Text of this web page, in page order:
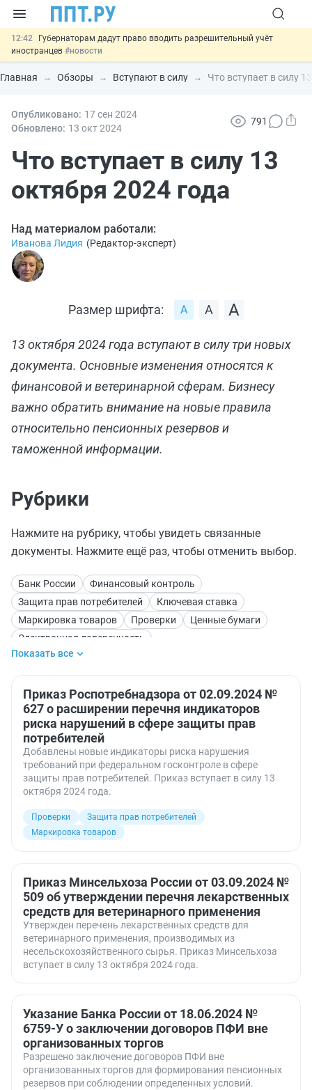
12:42
Губернаторам дадут право вводить разрешительный учёт
иностранцев #новости
12:05 ФНС изменит правила рассмотрения жалоб на налоговые
органы
#новости
10:48 Ужесточат наказание за мошенничество в отношении военных и
ветеранов#новости
для обучения ИИ
Главная Обзоры Вступают в силу Что вступает в силу
Опубликовано: 17 сен 2024
Обновлено: 13 окт2024
791
Что вступает в силу 13
октября 2024 года
Над материалом работали:
Иванова Лидия (Редактор-эксперт)
Размер шрифта:
13 октября 2024 года вступают в силу три новых
документа. Основные изменения относятся к
финансовой и ветеринарной сферам. Бизнесу
важно обратить внимание на новые правила
относительно пенсионных резервов и
таможенной информации.
Рубрики
Нажмите на рубрику, чтобы увидеть связанные
документы. Нажмите ещё раз, чтобы отменить выбор.
Банк России
Финансовый контроль
Защита прав потребителей
Ключевая ставка
Маркировка товаров
Проверки
Ценные бумаги
Электронная доверенность
Показать все
Приказ Роспотребнадзора от 02.09.2024 №
627 о расширении перечня индикаторов
риска нарушений в сфере защиты прав
потребителей
Добавлены новые индикаторы риска нарушения
требований при федеральном госконтроле в сфере
защиты прав потребителей. Приказ вступает в силу 13
октября 2024 года.
Проверки
Защита прав потребителей
Маркировка товаров
Приказ Минсельхоза России от 03.09.2024 №
509 об утверждении перечня лекарственных
средств для ветеринарного применения
Утвержден перечень лекарственных средств для
ветеринарного применения, производимых из
несельскохозяйственного сырья. Приказ Минсельхоза
вступает в силу 13 октября 2024 года.
Указание Банка России от 18.06.2024 №
6759-У о заключении договоров ПФИ вне
организованных торгов
Разрешено заключение договоров ПФИ вне
организованных торгов для формирования пенсионных
резервов при соблюдении определенных условий.